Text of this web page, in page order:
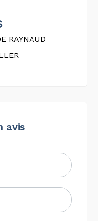
RAYNAUD
avis